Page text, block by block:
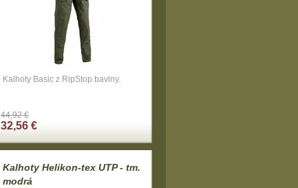
Kalhoty Basic z RipStop bavlny.
44,92 €
32,56 €
Kalhoty Helikon-tex UTP - tm.
modrá